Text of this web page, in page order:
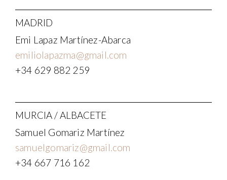
MADRID
Emi Lapaz Martínez-Abarca
emiliolapazma@gmail.com
+34 629 882 259
MURCIA / ALBACETE
Samuel Gomariz Martínez
samuelgomariz@gmail.com
+34 667 716 162